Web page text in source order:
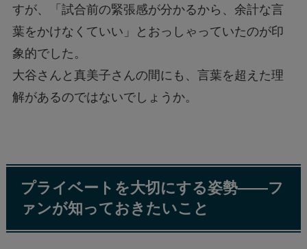
すが、「試合前の緊張感が分かるから、余計な言
葉をかけなくていい」とおっしゃっていたのが印
象的でした。
大谷さんと真美子さんの間にも、言葉を超えた理
解があるのではないでしょうか。
プライベートを大切にする姿勢——フ
ァンが知っておきたいこと